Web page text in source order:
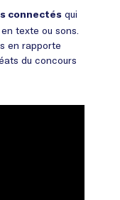
connectés qui
texte ou sons.
en rapporte
du concours